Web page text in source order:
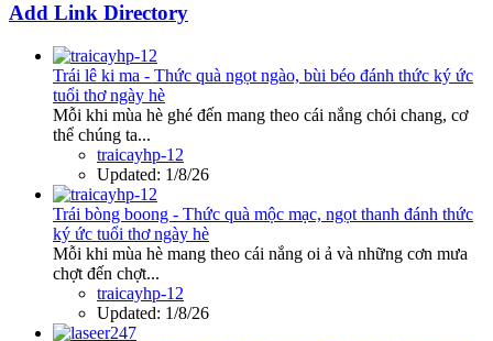
Add Link Directory
Trái lê ki ma - Thức quà ngọt ngào, bùi béo đánh thức ký ức
tuổi thơ ngày hè
Mỗi khi mùa hè ghé đến mang theo cái nắng chói chang, cơ
thể chúng ta...
traicayhp-12
Updated: 1/8/26
Trái bòng boong - Thức quà mộc mạc, ngọt thanh đánh thức
ký ức tuổi thơ ngày hè
Mỗi khi mùa hè mang theo cái nắng oi ả và những cơn mưa
chợt đến chợt...
traicayhp-12
Updated: 1/8/26